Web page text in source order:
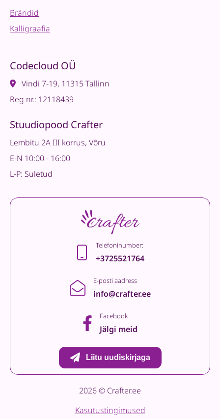
Brändid
Kalligraafia
Codecloud OÜ
Vindi 7-19, 11315 Tallinn
Reg nr.: 12118439
Stuudiopood Crafter
Lembitu 2A III korrus, Võru
E-N 10:00 - 16:00
L-P: Suletud
Telefoninumber:
+3725521764
E-posti aadress
info@crafter.ee
Facebook
Jälgi meid
Liitu uudiskirjaga
2026 © Crafter.ee
Kasutustingimused